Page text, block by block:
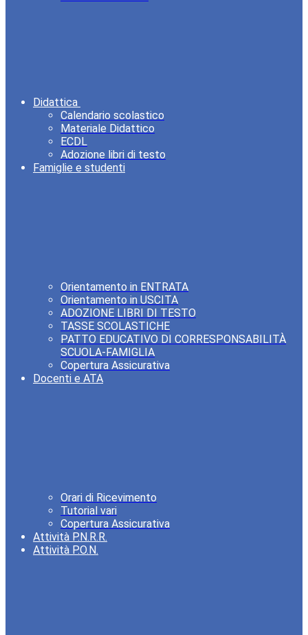
Didattica
Calendario scolastico
Materiale Didattico
ECDL
Adozione libri di testo
Famiglie e studenti
Orientamento in ENTRATA
Orientamento in USCITA
ADOZIONE LIBRI DI TESTO
TASSE SCOLASTICHE
PATTO EDUCATIVO DI CORRESPONSABILITÀ
SCUOLA-FAMIGLIA
Copertura Assicurativa
Docenti e ATA
Orari di Ricevimento
Tutorial vari
Copertura Assicurativa
Attività P.N.R.R.
Attività P.O.N.